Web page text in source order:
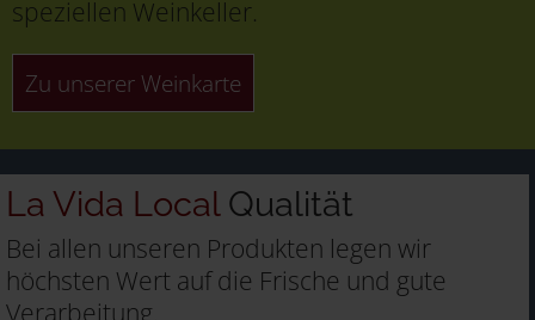
speziellen Weinkeller.
Zu unserer Weinkarte
La Vida LocalQualität
Bei allen unseren Produkten legen wir
höchsten Wert auf die Frische und gute
Verarbeitung.